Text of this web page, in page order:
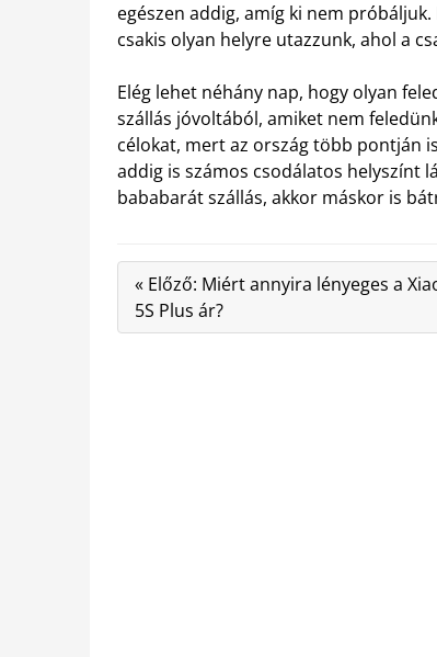
egészen addig, amíg ki nem
csakis olyan helyre utazzunk, ahol a
Elég lehet néhány nap, hogy olyan
szállás jóvoltából, amiket nem
célokat, mert az ország több pontján
addig is számos csodálatos helyszínt
bababarát szállás, akkor máskor is
« Előző: Miért annyira lényeges a
5S Plus ár?